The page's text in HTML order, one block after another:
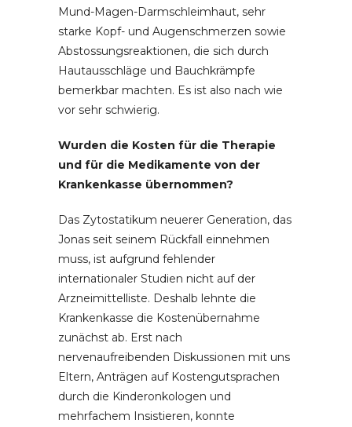
Mund-Magen-Darmschleimhaut, sehr
starke Kopf- und Augenschmerzen sowie
Abstossungsreaktionen, die sich durch
Hautausschläge und Bauchkrämpfe
bemerkbar machten. Es ist also nach wie
vor sehr schwierig.
Wurden die Kosten für die Therapie
und für die Medikamente von der
Krankenkasse übernommen?
Das Zytostatikum neuerer Generation, das
Jonas seit seinem Rückfall einnehmen
muss, ist aufgrund fehlender
internationaler Studien nicht auf der
Arzneimittelliste. Deshalb lehnte die
Krankenkasse die Kostenübernahme
zunächst ab. Erst nach
nervenaufreibenden Diskussionen mit uns
Eltern, Anträgen auf Kostengutsprachen
durch die Kinderonkologen und
mehrfachem Insistieren, konnte